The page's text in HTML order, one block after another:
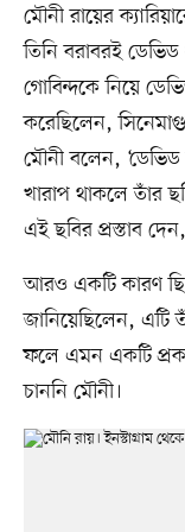
মৌনী রায়ের
তিনি বরাবরই
গোবিন্দকে নিয়ে
করেছিলেন,
মৌনী বলেন,
খারাপ থাকলে তাঁর
এই ছবির প্রস্তাব
আরও একটি কারণ
জানিয়েছিলেন, এটি
ফলে এমন একটি
চাননি মৌনী।